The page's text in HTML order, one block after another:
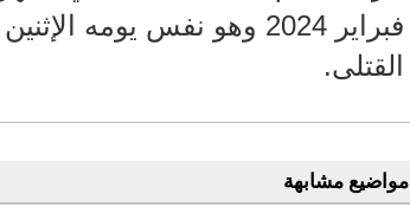
القتلى.
مواضيع مشابهة